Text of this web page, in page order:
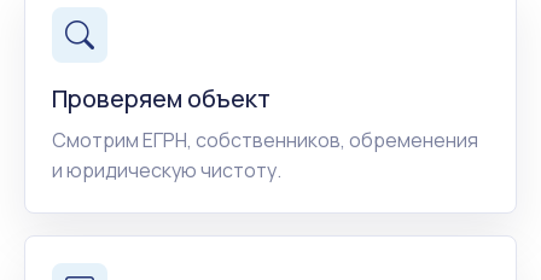
Проверяем объект
Смотрим ЕГРН, собственников, обременения
и юридическую чистоту.